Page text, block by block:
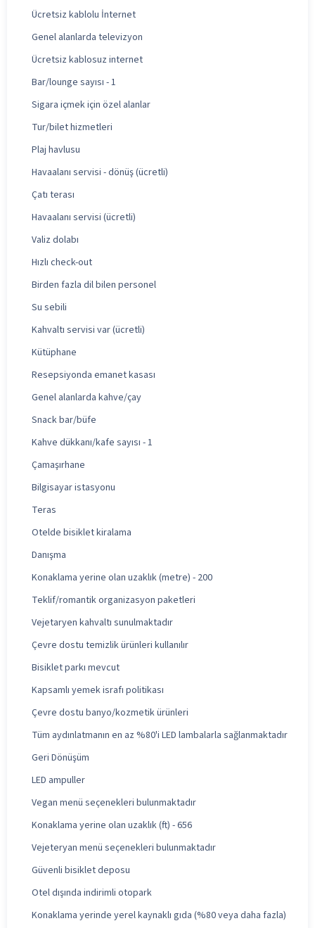
Ücretsiz kablolu İnternet
Genel alanlarda televizyon
Ücretsiz kablosuz internet
Bar/lounge sayısı - 1
Sigara içmek için özel alanlar
Tur/bilet hizmetleri
Plaj havlusu
Havaalanı servisi - dönüş (ücretli)
Çatı terası
Havaalanı servisi (ücretli)
Valiz dolabı
Hızlı check-out
Birden fazla dil bilen personel
Su sebili
Kahvaltı servisi var (ücretli)
Kütüphane
Resepsiyonda emanet kasası
Genel alanlarda kahve/çay
Snack bar/büfe
Kahve dükkanı/kafe sayısı - 1
Çamaşırhane
Bilgisayar istasyonu
Teras
Otelde bisiklet kiralama
Danışma
Konaklama yerine olan uzaklık (metre) - 200
Teklif/romantik organizasyon paketleri
Vejetaryen kahvaltı sunulmaktadır
Çevre dostu temizlik ürünleri kullanılır
Bisiklet parkı mevcut
Kapsamlı yemek israfı politikası
Çevre dostu banyo/kozmetik ürünleri
Tüm aydınlatmanın en az %80'i LED lambalarla sağlanmaktadır
Geri Dönüşüm
LED ampuller
Vegan menü seçenekleri bulunmaktadır
Konaklama yerine olan uzaklık (ft) - 656
Vejeteryan menü seçenekleri bulunmaktadır
Güvenli bisiklet deposu
Otel dışında indirimli otopark
Konaklama yerinde yerel kaynaklı gıda (%80 veya daha fazla)